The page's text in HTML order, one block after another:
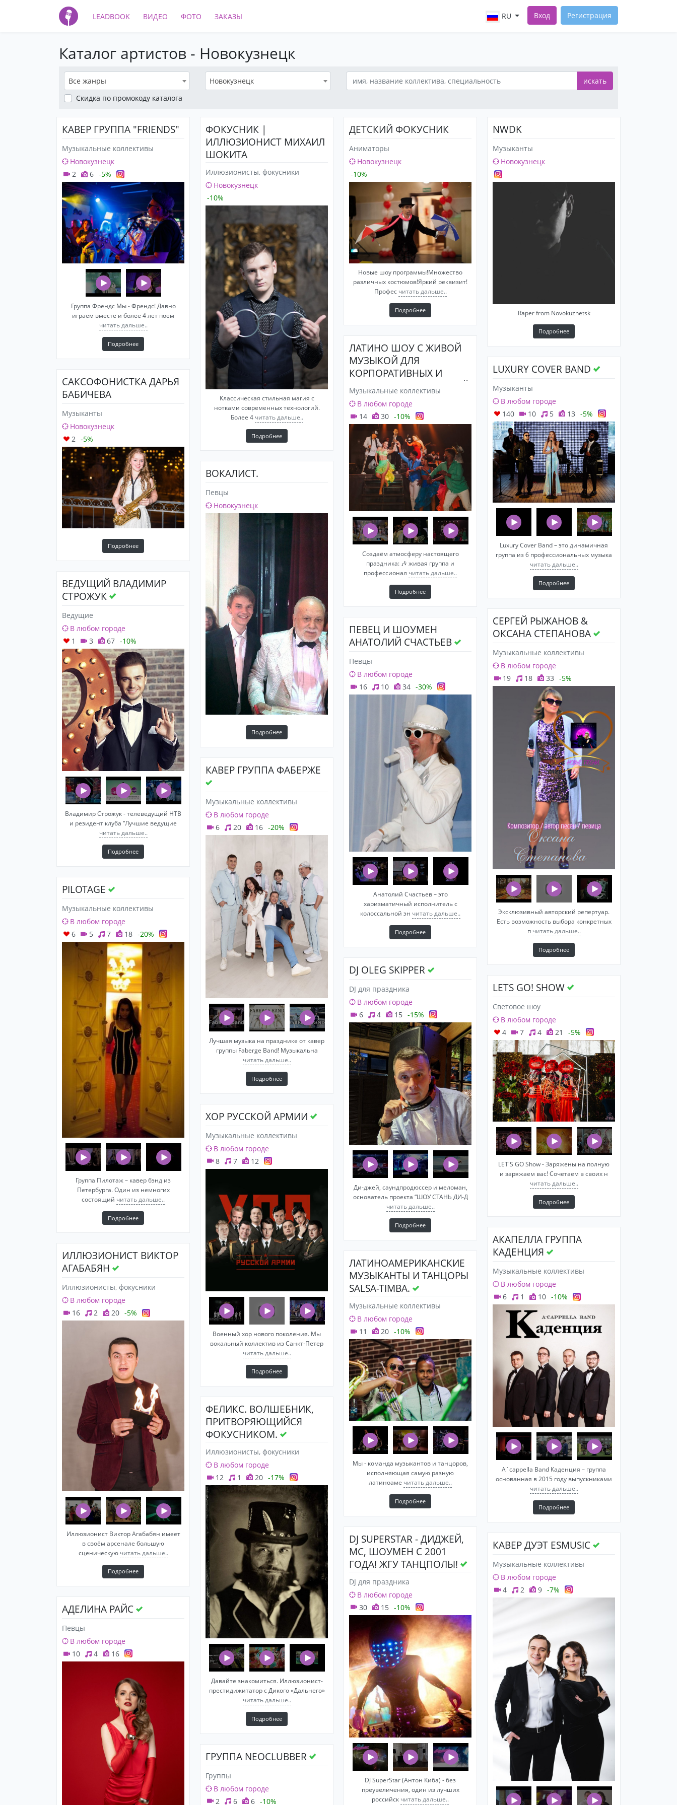
LEADBOOK ВИДЕО ФОТО ЗАКАЗЫ RU Вход Регистрация
Каталог артистов - Новокузнецк
Все жанры
Скидка по промокоду каталога
Новокузнецк искать
КАВЕР ГРУППА "FRIENDS"
Музыкальные коллективы
Новокузнецк
2
6 -5%
Группа Френдс Мы - Френдс! Давно
играем вместе и более 4 лет поем
читать дальше..
Подробнее
САКСОФОНИСТКА ДАРЬЯ
БАБИЧЕВА
Музыканты
Новокузнецк
2 -5%
Подробнее
ВЕДУЩИЙ ВЛАДИМИР
СТРОЖУК
Ведущие
В любом городе
1
3 67 -10%
Владимир Строжук - телеведущий НТВ
и резидент клуба "Лучшие ведущие
читать дальше..
Подробнее
PILOTAGE
Музыкальные коллективы
В любом городе
6
5 7 18 -20%
Группа Пилотаж – кавер бэнд из
Петербурга. Один из немногих
состоящий читать дальше..
Подробнее
ИЛЛЮЗИОНИСТ ВИКТОР
АГАБАБЯН
Иллюзионисты, фокусники
В любом городе
16
2 20 -5%
Иллюзионист Виктор Агабабян имеет
в своём арсенале большую
сценическую читать дальше..
Подробнее
АДЕЛИНА РАЙС
Певцы
В любом городе
10
4 16
ФОКУСНИК |
ИЛЛЮЗИОНИСТ МИХАИЛ
ШОКИТА
Иллюзионисты, фокусники
Новокузнецк
-10%
Классическая стильная магия с
нотками современных технологий.
Более 4 читать дальше..
Подробнее
ВОКАЛИСТ.
Певцы
Новокузнецк
Подробнее
КАВЕР ГРУППА ФАБЕРЖЕ
Музыкальные коллективы
В любом городе
6
20 16 -20%
Лучшая музыка на празднике от кавер
группы Faberge Band! Музыкальна
читать дальше..
Подробнее
ХОР РУССКОЙ АРМИИ
Музыкальные коллективы
В любом городе
8
7 12
Военный хор нового поколения. Мы
вокальный коллектив из Санкт-Петер
читать дальше..
Подробнее
ФЕЛИКС. ВОЛШЕБНИК,
ПРИТВОРЯЮЩИЙСЯ
ФОКУСНИКОМ.
Иллюзионисты, фокусники
В любом городе
12
1 20 -17%
Давайте знакомиться. Иллюзионист-
престидижитатор с Дикого «Дальнего»
читать дальше..
Подробнее
ГРУППА NEOCLUBBER
Группы
В любом городе
2
6 6 -10%
ДЕТСКИЙ ФОКУСНИК
Аниматоры
Новокузнецк
-10%
Новые шоу программы!Множество
различных костюмов!Яркий реквизит!
Профес читать дальше..
Подробнее
ЛАТИНО ШОУ С ЖИВОЙ
МУЗЫКОЙ ДЛЯ
КОРПОРАТИВНЫХ И
ЧАСТНЫХ МЕРОПРИЯТИЙ!
Музыкальные коллективы
В любом городе
14
30 -10%
Создаём атмосферу настоящего
праздника: 🎶 живая группа и
профессионал читать дальше..
Подробнее
ПЕВЕЦ И ШОУМЕН
АНАТОЛИЙ СЧАСТЬЕВ
Певцы
В любом городе
16
10 34 -30%
Анатолий Счастьев – это
харизматичный исполнитель с
колоссальной эн читать дальше..
Подробнее
DJ OLEG SKIPPER
DJ для праздника
В любом городе
6
4 15 -15%
Ди-джей, саундпродюссер и меломан,
основатель проекта “ШОУ СТАНЬ ДИ-Д
читать дальше..
Подробнее
ЛАТИНОАМЕРИКАНСКИЕ
МУЗЫКАНТЫ И ТАНЦОРЫ
SALSA-TIMBA.
Музыкальные коллективы
В любом городе
11
20 -10%
Мы - команда музыкантов и танцоров,
исполняющая самую разную
латиноаме читать дальше..
Подробнее
DJ SUPERSTAR - ДИДЖЕЙ,
MC, ШОУМЕН С 2001
ГОДА! ЖГУ ТАНЦПОЛЫ!
DJ для праздника
В любом городе
30
15 -10%
DJ SuperStar (Антон Киба) - без
преувеличения, один из лучших
российск читать дальше..
NWDK
Музыканты
Новокузнецк
Raper from Novokuznetsk
Подробнее
LUXURY COVER BAND
Музыканты
В любом городе
140
10 5 13 -5%
Luxury Cover Band – это динамичная
группа из 6 профессиональных музыка
читать дальше..
Подробнее
СЕРГЕЙ РЫЖАНОВ &
ОКСАНА СТЕПАНОВА
Музыкальные коллективы
В любом городе
19
18 33 -5%
Эксклюзивный авторский репертуар.
Есть возможность выбора конкретных
п читать дальше..
Подробнее
LETS GO! SHOW
Световое шоу
В любом городе
4
7 4 21 -5%
LET'S GO Show - Заряжены на полную
и заряжаем вас! Сочетаем в своих н
читать дальше..
Подробнее
АКАПЕЛЛА ГРУППА
КАДЕНЦИЯ
Музыкальные коллективы
В любом городе
6
1 10 -10%
A`cappella Band Каденция – группа
основанная в 2015 году выпускниками
читать дальше..
Подробнее
КАВЕР ДУЭТ ESMUSIC
Музыкальные коллективы
В любом городе
4
2 9 -7%